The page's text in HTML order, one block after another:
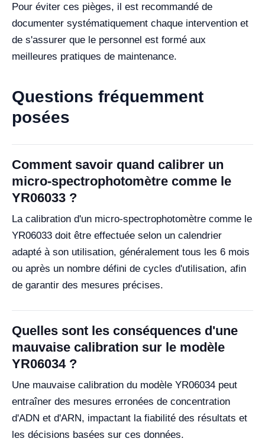
Pour éviter ces pièges, il est recommandé de
documenter systématiquement chaque intervention et
de s'assurer que le personnel est formé aux
meilleures pratiques de maintenance.
Questions fréquemment
posées
Comment savoir quand calibrer un
micro-spectrophotomètre comme le
YR06033 ?
La calibration d'un micro-spectrophotomètre comme le
YR06033 doit être effectuée selon un calendrier
adapté à son utilisation, généralement tous les 6 mois
ou après un nombre défini de cycles d'utilisation, afin
de garantir des mesures précises.
Quelles sont les conséquences d'une
mauvaise calibration sur le modèle
YR06034 ?
Une mauvaise calibration du modèle YR06034 peut
entraîner des mesures erronées de concentration
d'ADN et d'ARN, impactant la fiabilité des résultats et
les décisions basées sur ces données.